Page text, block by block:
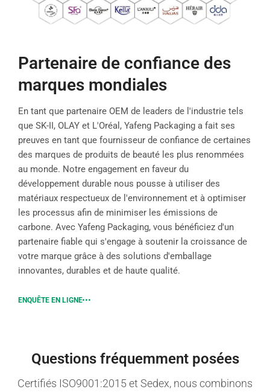
Partenaire de confiance des
marques mondiales
En tant que partenaire OEM de leaders de l'industrie tels
que SK-II, OLAY et L'Oréal, Yafeng Packaging a fait ses
preuves en tant que fournisseur de confiance de certaines
des marques de produits de beauté les plus renommées
au monde. Notre engagement en faveur du
développement durable nous pousse à utiliser des
matériaux respectueux de l'environnement et à optimiser
les processus afin de minimiser les émissions de
carbone. Avec Yafeng Packaging, vous bénéficiez d'un
partenaire fiable qui s'engage à soutenir la croissance de
votre marque grâce à des solutions d'emballage
innovantes, durables et de haute qualité.
ENQUÊTE EN LIGNE
Questions fréquemment posées
Certifiés ISO9001:2015 et Sedex, nous combinons